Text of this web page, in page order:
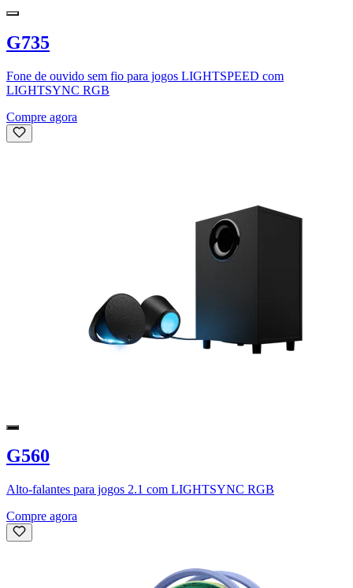
G735
Fone de ouvido sem fio para jogos LIGHTSPEED com
LIGHTSYNC RGB
Compre agora
G560
Alto-falantes para jogos 2.1 com LIGHTSYNC RGB
Compre agora